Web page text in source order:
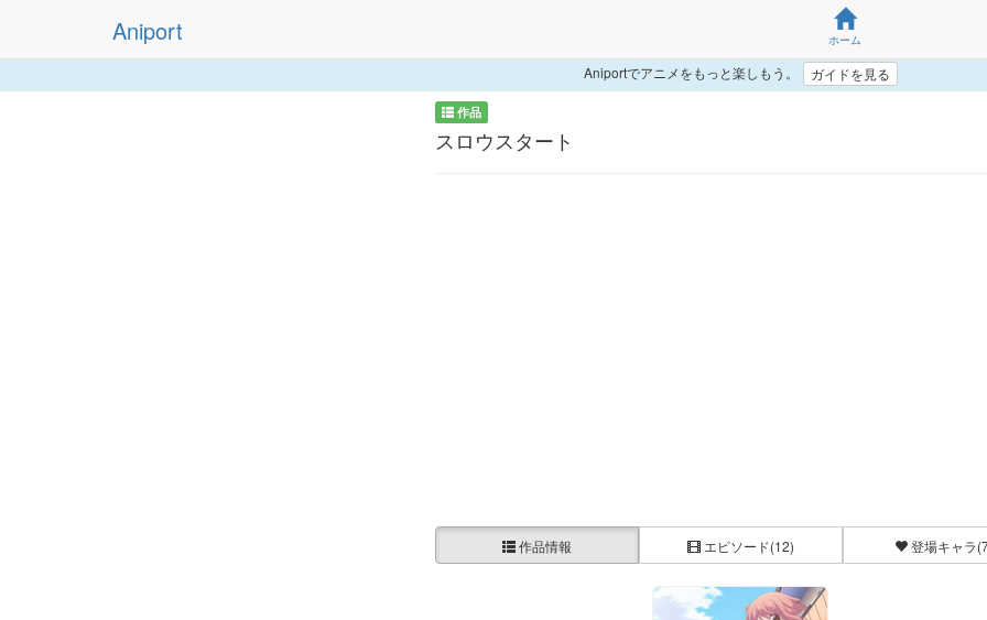
Aniport ホーム
Aniportでアニメをもっと楽しもう。 ガイドを見る
作品
スロウスタート
作品情報 エピソード(12) 登場キャラ